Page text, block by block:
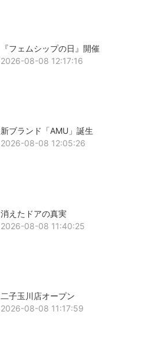
『フェムシップの日』開催
2026-08-08 12:17:16
新ブランド「AMU」誕生
2026-08-08 12:05:26
消えたドアの真実
2026-08-08 11:40:25
二子玉川店オープン
2026-08-08 11:17:59